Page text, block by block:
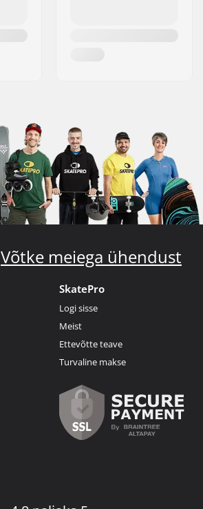
Võtke meiega ühendust
SkatePro
Logi sisse
Meist
Ettevõtte teave
Turvaline makse